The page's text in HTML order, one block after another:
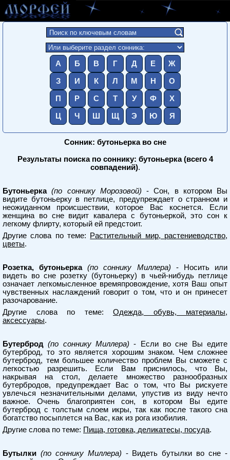
А Б В Г Д Е Ж
З И К Л М Н О
П Р С Т У Ф Х
Ц Ч Ш Щ Э Ю Я
Сонник: бутоньерка во сне
Результаты поиска по соннику: бутоньерка (всего 4
совпадений).
Бутоньерка (по соннику Морозовой) - Сон, в котором Вы
видите бутоньерку в петлице, предупреждает о странном и
неожиданном происшествии, которое Вас коснется. Если
женщина во сне видит кавалера с бутоньеркой, это сон к
легкому флирту, который ей предстоит.
Другие слова по теме:
Растительный мир, растениеводство,
цветы.
Розетка, бутоньерка (по соннику Миллера) - Носить или
видеть во сне розетку (бутоньерку) в чьей-нибудь петлице
означает легкомысленное времяпровождение, хотя Ваш опыт
чувственных наслаждений говорит о том, что и он принесет
разочарование.
Другие слова по теме: Одежда, обувь, материалы,
аксессуары.
Бутерброд (по соннику Миллера) - Если во сне Вы едите
бутерброд, то это является хорошим знаком. Чем сложнее
бутерброд, тем большее количество проблем Вы сможете с
легкостью разрешить. Если Вам приснилось, что Вы,
накрывая на стол, делаете множество разнообразных
бутербродов, предупреждает Вас о том, что Вы рискуете
увлечься незначительными делами, упустив из виду нечто
важное. Очень благоприятен сон, в котором Вы едите
бутерброд с толстым слоем икры, так как после такого сна
богатство посыплется на Вас, как из рога изобилия.
Другие слова по теме: Пища, готовка, деликатесы, посуда.
Бутылки (по соннику Миллера) - Видеть бутылки во сне -